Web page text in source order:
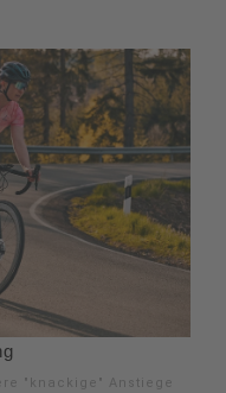
"knackige" Anstiege